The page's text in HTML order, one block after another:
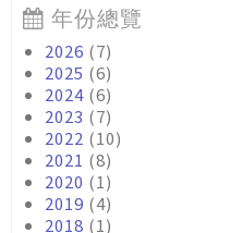
年份總覽
2026 (7)
2025 (6)
2024 (6)
2023 (7)
2022 (10)
2021 (8)
2020 (1)
2019 (4)
2018 (1)